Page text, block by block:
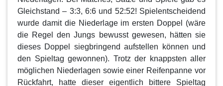
Gleichstand – 3:3, 6:6 und 52:52! Spielentscheidend
wurde damit die Niederlage im ersten Doppel (wäre
die Regel den Jungs bewusst gewesen, hätten sie
dieses Doppel siegbringend aufstellen können und
den Spieltag gewonnen). Trotz der knappsten aller
möglichen Niederlagen sowie einer Reifenpanne vor
Rückfahrt, hatte dieser eigentlich bittere Spieltag